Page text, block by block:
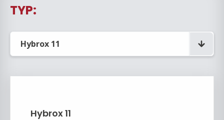
TYP:
Hybrox 11